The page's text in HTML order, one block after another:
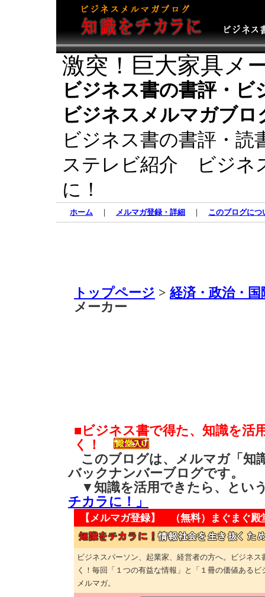
激突！巨大家具メ
ビジネス書の書評・
ビジネスメルマガブ
ビジネス書の書評・読
ステレビ紹介 ビジネ
に！
ホーム ｜ メルマガ登録・詳細 ｜ このブログにつ
トップページ > 経済・政治・国
メーカー
■ビジネス書で得た、知識を活
く！
このブログは、メルマガ「知
バックナンバーブログです。
▼知識を活用できたら、と
チカラに！」
【メルマガ登録】 （無料） まぐまぐ殿
ビジネスパーソン、起業家、経営者の方へ。ビジネ
く！毎回「１つの有益な情報」と「１冊の価値ある
メルマガ。